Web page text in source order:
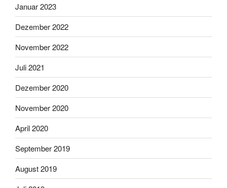
Januar 2023
Dezember 2022
November 2022
Juli 2021
Dezember 2020
November 2020
April 2020
September 2019
August 2019